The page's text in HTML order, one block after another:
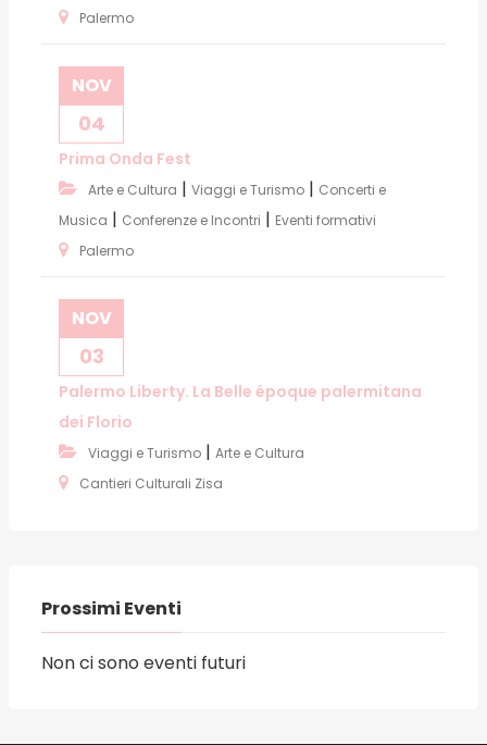
Palermo
NOV
04
Prima Onda Fest
Arte e Cultura | Viaggi e Turismo | Concerti e
Musica | Conferenze e Incontri | Eventi formativi
Palermo
NOV
03
Palermo Liberty. La Belle époque palermitana
dei Florio
Viaggi e Turismo | Arte e Cultura
Cantieri Culturali Zisa
Prossimi Eventi
Non ci sono eventi futuri